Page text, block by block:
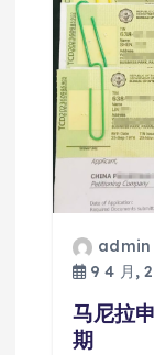
admin
9 4 月,
马尼拉
期